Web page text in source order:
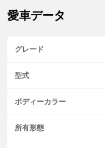
愛車データ
グレード
型式
ボディーカラー
所有形態